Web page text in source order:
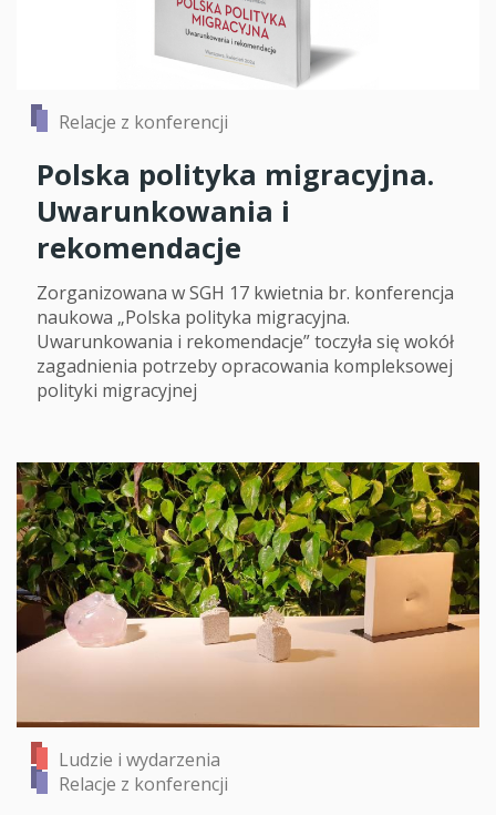
Relacje z konferencji
Polska polityka migracyjna.
Uwarunkowania i
rekomendacje
Zorganizowana w SGH 17 kwietnia br. konferencja
naukowa „Polska polityka migracyjna.
Uwarunkowania i rekomendacje” toczyła się wokół
zagadnienia potrzeby opracowania kompleksowej
polityki migracyjnej
Ludzie i wydarzenia
Relacje z konferencji